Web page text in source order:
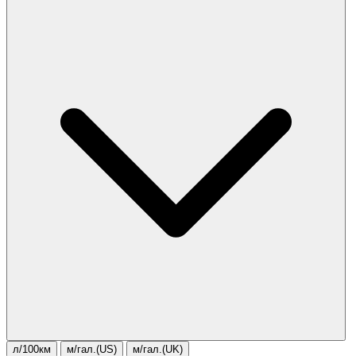
л/100км м/гал.(US) м/гал.(UK)